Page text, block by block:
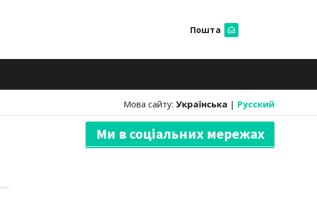
Пошта
Мова сайту: Українська | Русский
Ми в соціальних мережах